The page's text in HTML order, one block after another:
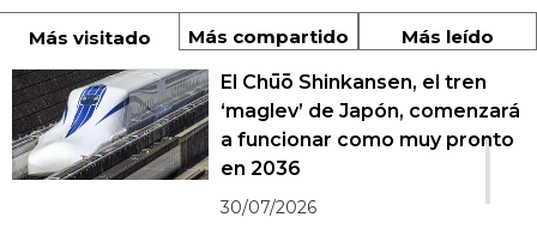
Más visitado Más compartido Más leído
1
El Chūō Shinkansen, el tren
‘maglev’ de Japón, comenzará
a funcionar como muy pronto
en 2036
30/07/2026